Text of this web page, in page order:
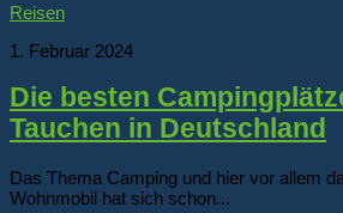
Reisen
1. Februar 2024
Die besten
Tauchen in Deutschland
Das Thema Camping und hier vor allem
Wohnmobil hat sich schon...